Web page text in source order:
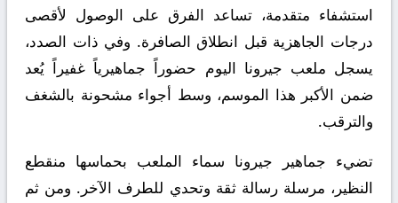
استشفاء متقدمة، تساعد الفرق على الوصول لأقصى
درجات الجاهزية قبل انطلاق الصافرة. وفي ذات الصدد،
يسجل ملعب جيرونا اليوم حضوراً جماهيرياً غفيراً يُعد
ضمن الأكبر هذا الموسم، وسط أجواء مشحونة بالشغف
والترقب.
تضيء جماهير جيرونا سماء الملعب بحماسها منقطع
النظير، مرسلة رسالة ثقة وتحدي للطرف الآخر. ومن ثم